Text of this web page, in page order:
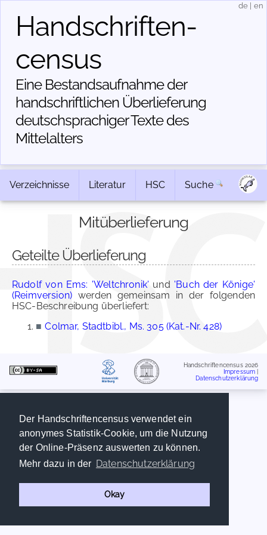
Der Handschriftencensus verwendet ein
anonymes Statistik-Cookie, um die Nutzung
der Online-Präsenz auswerten zu können.
Mehr dazu in der Datenschutzerklärung
Okay
Handschriften­
census
Eine Bestandsaufnahme der
handschriftlichen Über­lieferung
deutschsprachiger Texte des
Mittelalters
de en
Verzeichnisse Literatur HSC Suche
Mitüberlieferung
Geteilte Überlieferung
Rudolf von Ems: 'Weltchronik' und 'Buch der Könige'
(Reimversion) werden gemeinsam in der folgenden
HSC-Beschreibung überliefert:
■ Colmar, Stadtbibl., Ms. 305 (Kat.-Nr. 428)
Handschriftencensus 2026
Impressum
Datenschutzerklärung